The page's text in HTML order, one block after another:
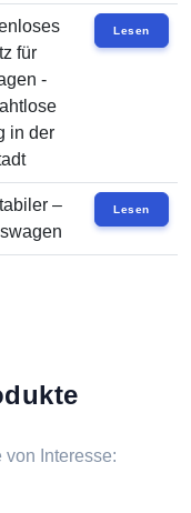
für
-
in der
Lesen
–
Lesen
Interesse: